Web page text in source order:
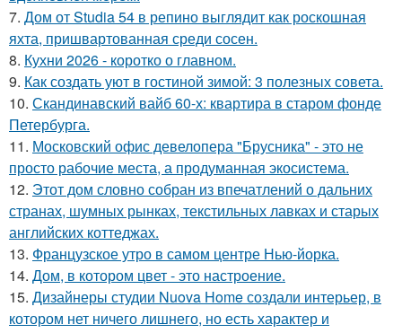
7. Дом от Studia 54 в репино выглядит как роскошная
яхта, пришвартованная среди сосен.
8. Кухни 2026 - коротко о главном.
9. Как создать уют в гостиной зимой: 3 полезных совета.
10. Скандинавский вайб 60-х: квартира в старом фонде
Петербурга.
11. Московский офис девелопера "Брусника" - это не
просто рабочие места, а продуманная экосистема.
12. Этот дом словно собран из впечатлений о дальних
странах, шумных рынках, текстильных лавках и старых
английских коттеджах.
13. Французское утро в самом центре Нью-йорка.
14. Дом, в котором цвет - это настроение.
15. Дизайнеры студии Nuova Home создали интерьер, в
котором нет ничего лишнего, но есть характер и